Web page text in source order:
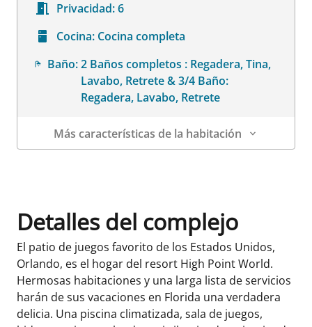
Privacidad:6
Cocina: Cocina completa
Baño:2 Baños completos : Regadera, Tina,
Lavabo, Retrete & 3/4 Baño:
Regadera, Lavabo, Retrete
Más características de la habitación
Detalles del complejo
El patio de juegos favorito de los Estados Unidos,
Orlando, es el hogar del resort High Point World.
Hermosas habitaciones y una larga lista de servicios
harán de sus vacaciones en Florida una verdadera
delicia. Una piscina climatizada, sala de juegos,